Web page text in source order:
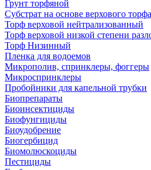
Грунт торфяной
Субстрат на основе верхового
Торф верховой нейтрализованный
Торф верховой низкой степени
Торф Низинный
Пленка для водоемов
Микрополив, спринклеры, фоггеры
Микроспринклеры
Пробойники для капельной трубки
Биопрепараты
Биоинсектициды
Биофунгициды
Биоудобрение
Биогербицид
Биомолюскоциды
Пестициды